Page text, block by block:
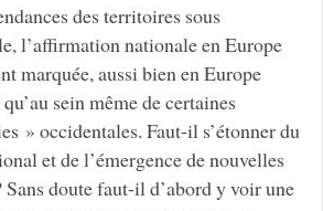
des territoires sous
l’affirmation nationale en Europe
marquée, aussi bien en Europe
sein même de certaines
» occidentales. Faut-il s’étonner du
et de l’émergence de nouvelles
doute faut-il d’abord y voir une